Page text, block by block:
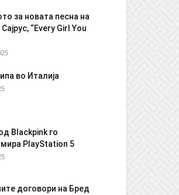
за новата песна на
“Every Girl You
во Италија
Blackpink го
PlayStation 5
договори на Бред